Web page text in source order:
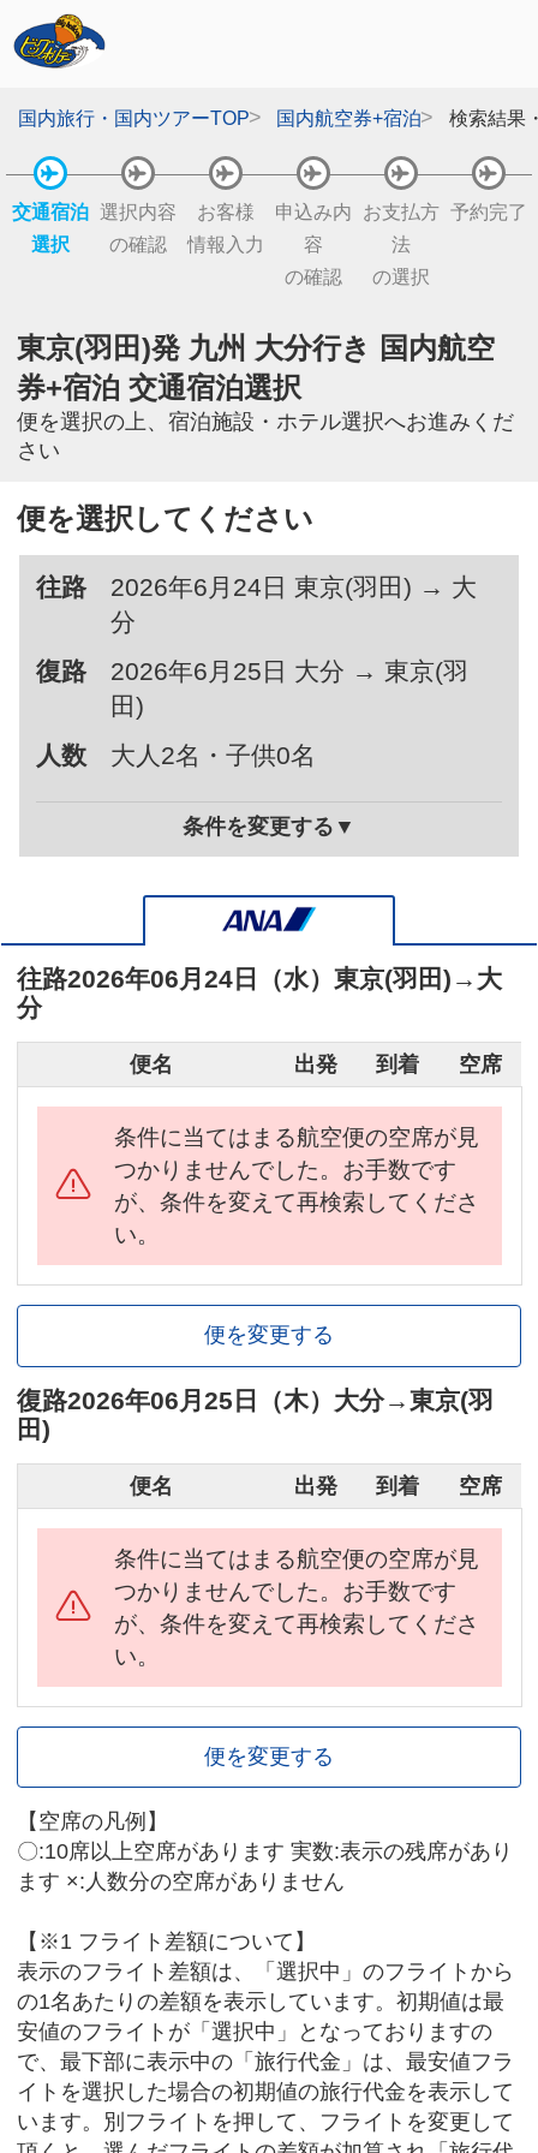
国内旅行・国内ツアーTOP 国内航空券+宿泊 検索結果
交通宿泊
選択
選択内容
の確認
お客様
情報入力
申込み内
容
の確認
お支払方
法
の選択
予約完了
東京(羽田)発 九州 大分行き 国内航空
券+宿泊 交通宿泊選択
便を選択の上、宿泊施設・ホテル選択へお進みくだ
さい
便を選択してください
往路
2026年6月24日 東京(羽田) → 大
分
復路
2026年6月25日 大分 → 東京(羽
田)
人数
大人2名・子供0名
条件を変更する▼
往路2026年06月24日（水） 東京(羽田) → 大
分
便名 出発 到着 空席
条件に当てはまる航空便の空席が見
つかりませんでした。お手数です
が、条件を変えて再検索してくださ
い。
便を変更する
復路2026年06月25日（木） 大分→東京(羽
田)
便名 出発 到着 空席
条件に当てはまる航空便の空席が見
つかりませんでした。お手数です
が、条件を変えて再検索してくださ
い。
便を変更する
【空席の凡例】
〇:10席以上空席があります 実数:表示の残席があり
ます ×:人数分の空席がありません
【※1 フライト差額について】
表示のフライト差額は、「選択中」のフライトから
の1名あたりの差額を表示しています。初期値は最
安値のフライトが「選択中」となっておりますの
で、最下部に表示中の「旅行代金」は、最安値フラ
イトを選択した場合の初期値の旅行代金を表示して
います。別フライトを押して、フライトを変更して